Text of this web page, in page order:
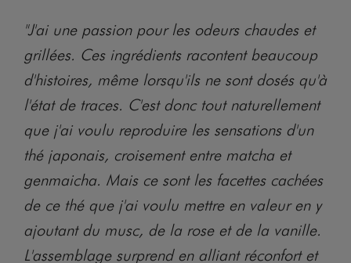
"J'ai une passion pour les odeurs chaudes et
grillées. Ces ingrédients racontent beaucoup
d'histoires, même lorsqu'ils ne sont dosés qu'à
l'état de traces. C'est donc tout naturellement
que j'ai voulu reproduire les sensations d'un
thé japonais, croisement entre matcha et
genmaicha. Mais ce sont les facettes cachées
de ce thé que j'ai voulu mettre en valeur en y
ajoutant du musc, de la rose et de la vanille.
L'assemblage surprend en alliant réconfort et